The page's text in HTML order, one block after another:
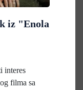
iz "Enola
interes
filma sa